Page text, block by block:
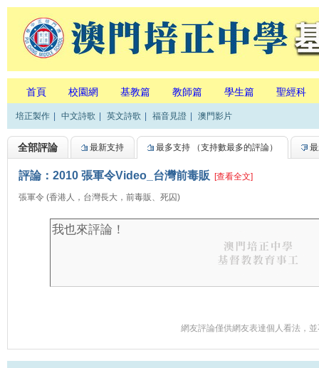
首頁 校園網 基教篇 教師篇 學生篇 聖經科
培正製作 中文詩歌 英文詩歌 福音見證 澳門影片
全部評論 最新支持 最多支持 （支持數最多的評論）
評論：2010 張軍令Video_台灣前毒販 [查看全文]
張軍令 (香港人，台灣長大，前毒販、死囚)
網友評論僅供網友表達個人看法，